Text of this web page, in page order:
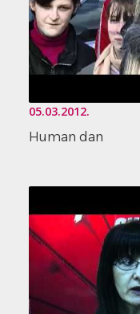
05.03.2012.
Human dan